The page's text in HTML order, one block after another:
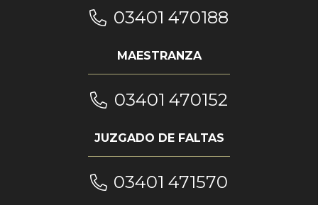
03401 470188
MAESTRANZA
03401 470152
JUZGADO DE FALTAS
03401 471570